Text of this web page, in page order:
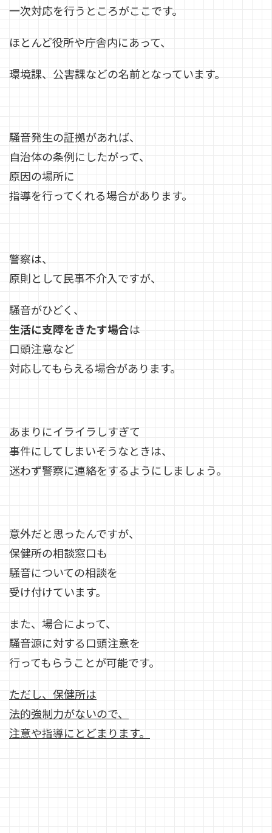
一次対応を行うところがここです。
ほとんど役所や庁舎内にあって、
環境課、公害課などの名前となっています。
騒音発生の証拠があれば、
自治体の条例にしたがって、
原因の場所に
指導を行ってくれる場合があります。
警察は、
原則として民事不介入ですが、
騒音がひどく、
生活に支障をきたす場合は
口頭注意など
対応してもらえる場合があります。
あまりにイライラしすぎて
事件にしてしまいそうなときは、
迷わず警察に連絡をするようにしましょう。
意外だと思ったんですが、
保健所の相談窓口も
騒音についての相談を
受け付けています。
また、場合によって、
騒音源に対する口頭注意を
行ってもらうことが可能です。
ただし、保健所は
法的強制力がないので、
注意や指導にとどまります。